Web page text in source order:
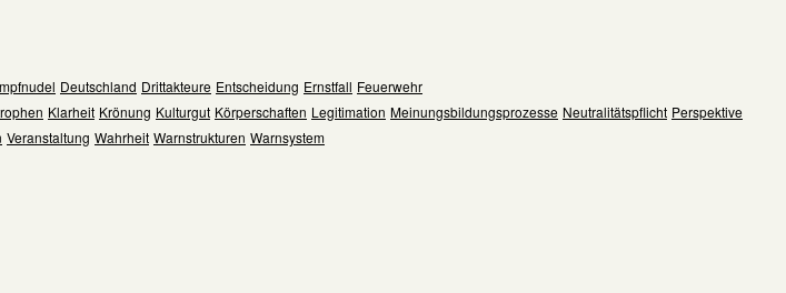
Deutschland Drittakteure Entscheidung Ernstfall Feuerwehr
Klarheit Krönung Kulturgut Körperschaften Legitimation Meinungsbildungsprozesse Neutralitätspflicht Perspektive
Veranstaltung Wahrheit Warnstrukturen Warnsystem